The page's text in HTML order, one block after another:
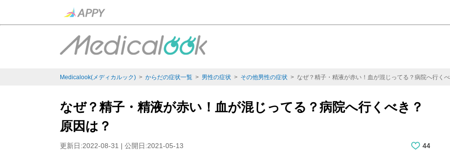
Medicalook(メディカルック) > からだの症状一覧 > 男性の症状 > その他男性の症状 > なぜ？精子・精液が赤い！血が混じってる？病院へ行く
なぜ？精子・精液が赤い！血が混じってる？病院へ行くべき？
原因は？
更新日:2022-08-31 | 公開日:2021-05-13 44